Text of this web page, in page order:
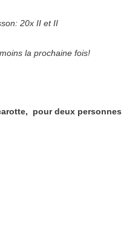
20x II et II
la prochaine fois!
pour deux personnes